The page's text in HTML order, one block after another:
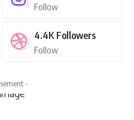
Follow
4.4K Followers
Follow
-